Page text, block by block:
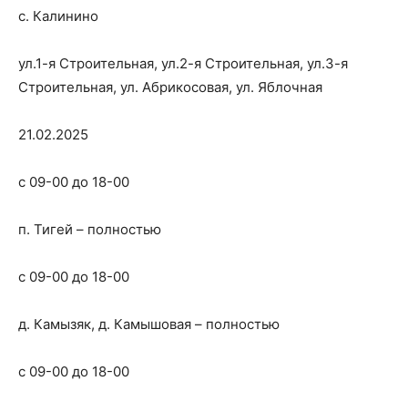
с. Калинино
ул.1-я Строительная, ул.2-я Строительная, ул.3-я
Строительная, ул. Абрикосовая, ул. Яблочная
21.02.2025
с 09-00 до 18-00
п. Тигей – полностью
с 09-00 до 18-00
д. Камызяк, д. Камышовая – полностью
с 09-00 до 18-00